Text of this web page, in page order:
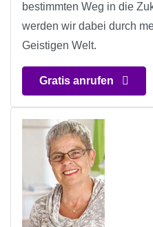
bestimmten Weg in die
werden wir dabei durch
Geistigen Welt.
Gratis anrufen